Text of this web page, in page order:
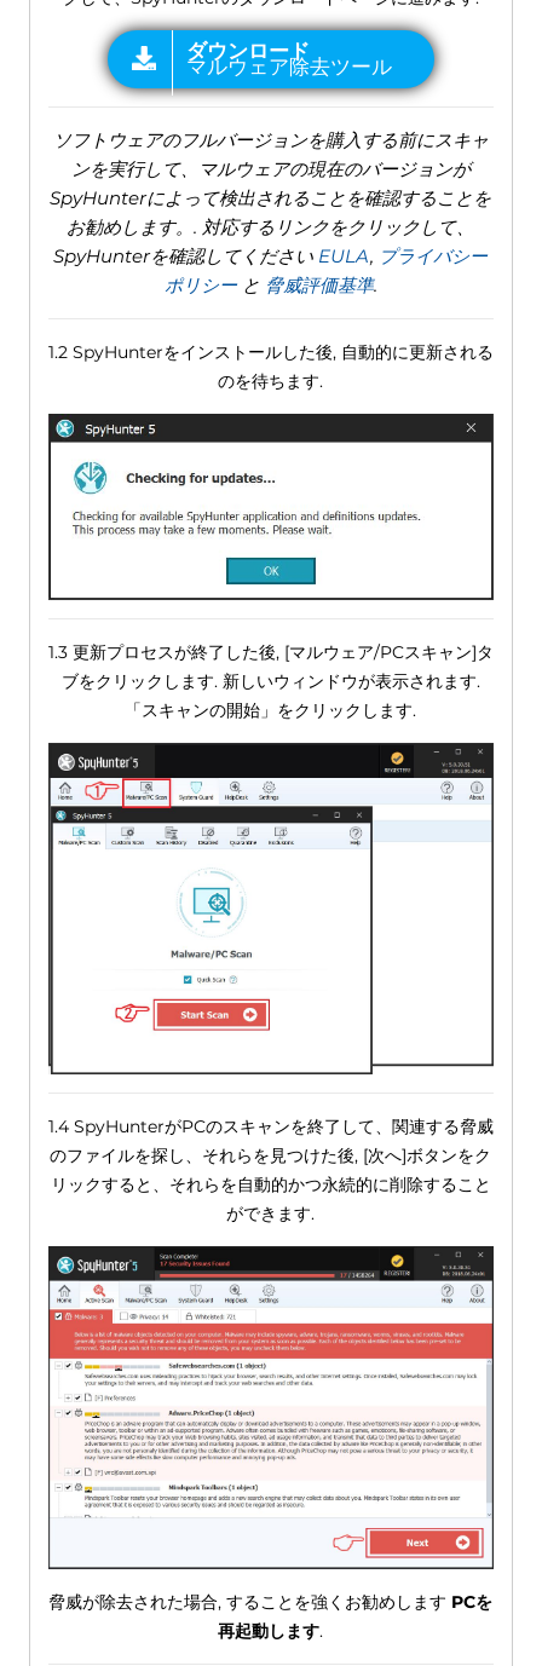
ソフトウェアのフルバージョンを購入する前にスキャ
ンを実行して、マルウェアの現在のバージョンが
SpyHunterによって検出されることを確認することを
お勧めします。. 対応するリンクをクリックして、
SpyHunterを確認してください EULA, プライバシー
ポリシーと 脅威評価基準.
1.2 SpyHunterをインストールした後, 自動的に更新される
のを待ちます.
1.3 更新プロセスが終了した後, [マルウェア/PCスキャン]タ
ブをクリックします. 新しいウィンドウが表示されます.
「スキャンの開始」をクリックします.
1.4 SpyHunterがPCのスキャンを終了して、関連する脅威
のファイルを探し、それらを見つけた後, [次へ]ボタンをク
リックすると、それらを自動的かつ永続的に削除すること
ができます.
脅威が除去された場合, することを強くお勧めします PCを
再起動します.